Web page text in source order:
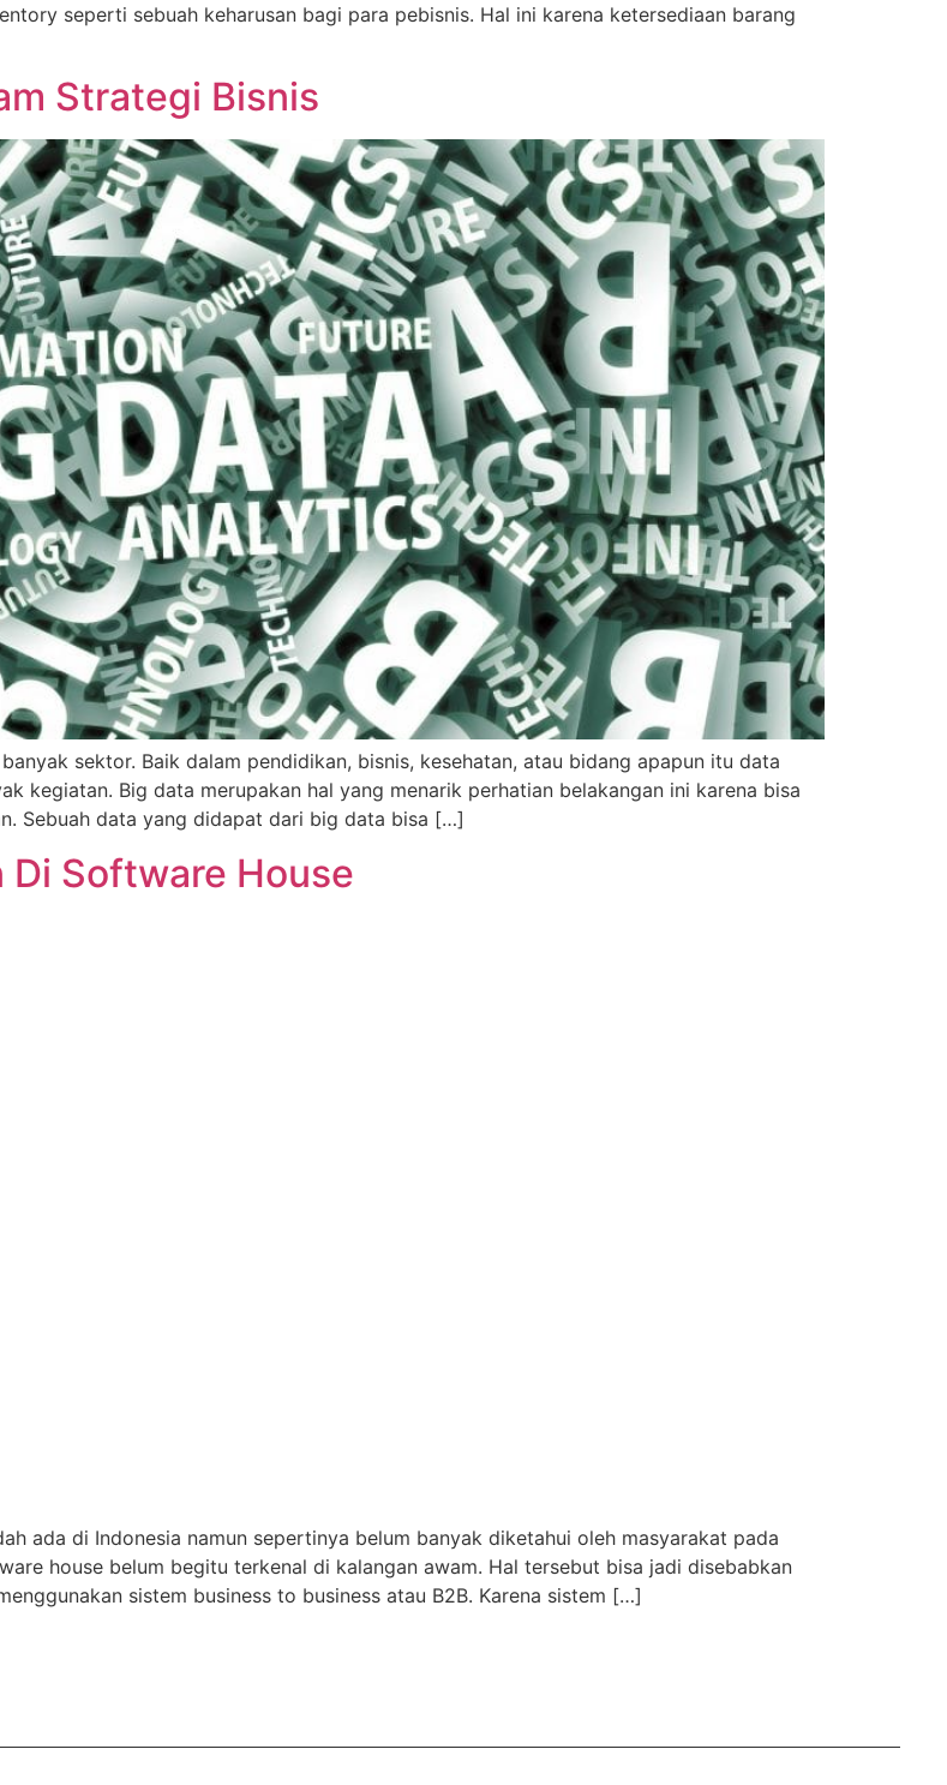
seperti sebuah keharusan bagi para pebisnis. Hal ini karena ketersediaan barang
Strategi Bisnis
sektor. Baik dalam pendidikan, bisnis, kesehatan, atau bidang apapun itu data
kegiatan. Big data merupakan hal yang menarik perhatian belakangan ini karena bisa
Sebuah data yang didapat dari big data bisa […]
Di Software House
ada di Indonesia namun sepertinya belum banyak diketahui oleh masyarakat pada
house belum begitu terkenal di kalangan awam. Hal tersebut bisa jadi disebabkan
sistem business to business atau B2B. Karena sistem […]